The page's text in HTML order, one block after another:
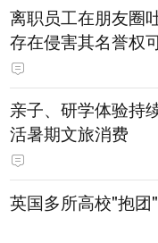
离职员工在朋友圈
存在侵害其名誉权
亲子、研学体验持
活暑期文旅消费
英国多所高校"抱团